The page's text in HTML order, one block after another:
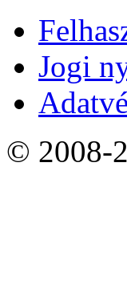
Jogi
© 2008-